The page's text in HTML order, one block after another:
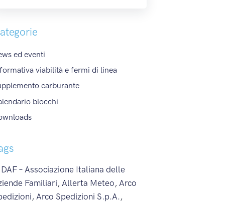
ed eventi
viabilità e fermi di linea
carburante
blocchi
– Associazione Italiana delle
Familiari, Allerta Meteo, Arco
, Arco Spedizioni S.p.A.,